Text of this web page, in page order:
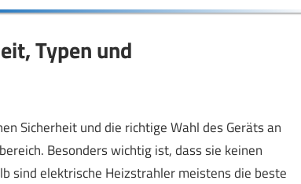
Typen und
Sicherheit und die richtige Wahl des Geräts an
Besonders wichtig ist, dass sie keinen
sind elektrische Heizstrahler meistens die beste